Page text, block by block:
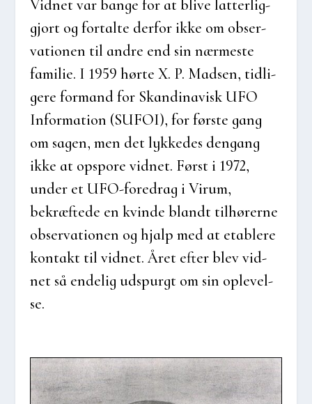
Vid­net var ban­ge for at bli­ve lat­ter­lig­
gjort og for­tal­te der­for ikke om obser­
va­tio­nen til andre end sin nær­me­ste
fami­lie. I 1959 hør­te X. P. Mad­sen, tid­li­
ge­re for­mand for Skan­di­na­visk UFO
Infor­ma­tion (SUFOI), for før­ste gang
om sagen, men det lyk­ke­des den­gang
ikke at opspo­re vid­net. Først i 1972,
under et UFO-fored­rag i Virum,
bekræf­te­de en kvin­de blandt til­hø­rer­ne
obser­va­tio­nen og hjalp med at etab­le­re
kon­takt til vid­net. Året efter blev vid­
net så ende­lig uds­purgt om sin ople­vel­
se.